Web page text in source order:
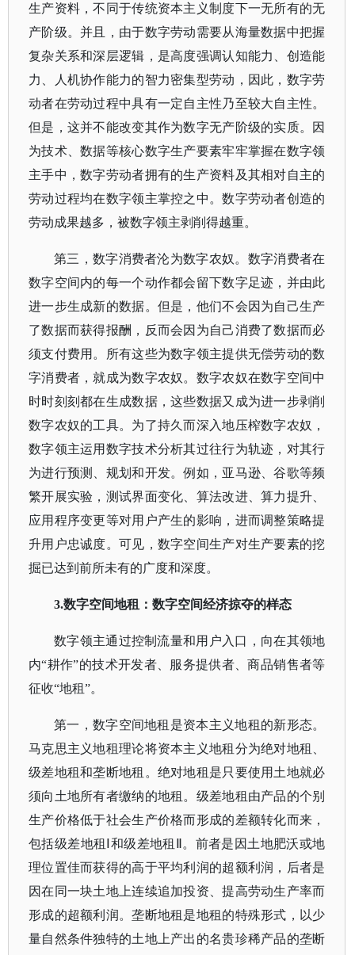
生产资料，不同于传统资本主义制度下一无所有的无
产阶级。并且，由于数字劳动需要从海量数据中把握
复杂关系和深层逻辑，是高度强调认知能力、创造能
力、人机协作能力的智力密集型劳动，因此，数字劳
动者在劳动过程中具有一定自主性乃至较大自主性。
但是，这并不能改变其作为数字无产阶级的实质。因
为技术、数据等核心数字生产要素牢牢掌握在数字领
主手中，数字劳动者拥有的生产资料及其相对自主的
劳动过程均在数字领主掌控之中。数字劳动者创造的
劳动成果越多，被数字领主剥削得越重。
第三，数字消费者沦为数字农奴。数字消费者在
数字空间内的每一个动作都会留下数字足迹，并由此
进一步生成新的数据。但是，他们不会因为自己生产
了数据而获得报酬，反而会因为自己消费了数据而必
须支付费用。所有这些为数字领主提供无偿劳动的数
字消费者，就成为数字农奴。数字农奴在数字空间中
时时刻刻都在生成数据，这些数据又成为进一步剥削
数字农奴的工具。为了持久而深入地压榨数字农奴，
数字领主运用数字技术分析其过往行为轨迹，对其行
为进行预测、规划和开发。例如，亚马逊、谷歌等频
繁开展实验，测试界面变化、算法改进、算力提升、
应用程序变更等对用户产生的影响，进而调整策略提
升用户忠诚度。可见，数字空间生产对生产要素的挖
掘已达到前所未有的广度和深度。
3.数字空间地租：数字空间经济掠夺的样态
数字领主通过控制流量和用户入口，向在其领地
内“耕作”的技术开发者、服务提供者、商品销售者等
征收“地租”。
第一，数字空间地租是资本主义地租的新形态。
马克思主义地租理论将资本主义地租分为绝对地租、
级差地租和垄断地租。绝对地租是只要使用土地就必
须向土地所有者缴纳的地租。级差地租由产品的个别
生产价格低于社会生产价格而形成的差额转化而来，
包括级差地租 Ⅰ和级差地租Ⅱ。前者是因土地肥沃或地
理位置佳而获得的高于平均利润的超额利润，后者是
因在同一块土地上连续追加投资、提高劳动生产率而
形成的超额利润。垄断地租是地租的特殊形式，以少
量自然条件独特的土地上产出的名贵珍稀产品的垄断